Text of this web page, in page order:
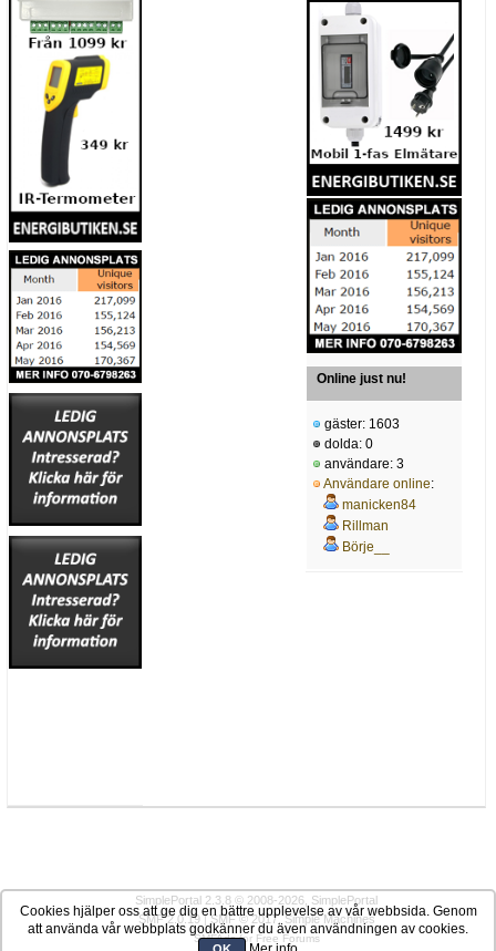
Online just nu!
gäster: 1603
dolda: 0
användare: 3
Användare online:
manicken84
Rillman
Börje__
SimplePortal 2.3.8 © 2008-2026, SimplePortal
SMF 2.0.19|SMF © 2017,Simple Machines
SMFAdsfor Free Forums
Cookies hjälper oss att ge dig en bättre upplevelse av vår webbsida. Genom
att använda vår webbplats godkänner du även användningen av cookies.